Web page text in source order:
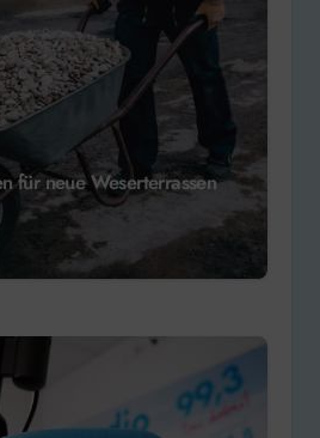
für neue Weserterrassen